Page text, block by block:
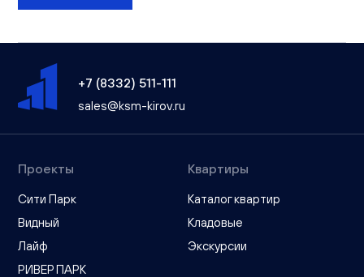
+7 (8332) 511-111
sales@ksm-kirov.ru
Проекты
Сити Парк
Видный
Лайф
РИВЕР ПАРК
Квартиры
Каталог квартир
Кладовые
Экскурсии